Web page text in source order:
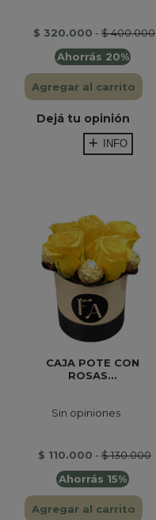
$ 320.000 - $ 400.000
Ahorrás 20%
Agregar al carrito
Dejá tu opinión
INFO
CAJA POTE CON
ROSAS...
Sin opiniones
$ 110.000 -$ 130.000
Ahorrás 15%
Agregar al carrito